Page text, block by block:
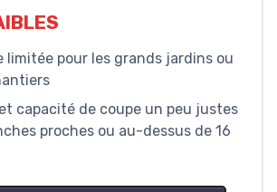
limitée pour les grands jardins ou
capacité de coupe un peu justes
proches ou au-dessus de 16